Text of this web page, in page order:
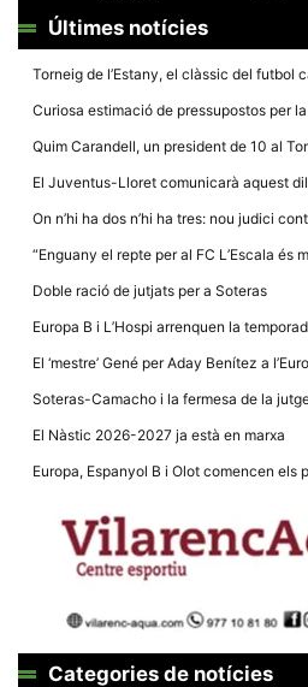
Últimes notícies
Torneig de l’Estany, el clàssic del futbol
Curiosa estimació de pressupostos per
Quim Carandell, un president de 10 al
El Juventus-Lloret comunicarà aquest
On n’hi ha dos n’hi ha tres: nou judici
“Enguany el repte per al FC L’Escala és
Doble ració de jutjats per a Soteras
Europa B i L’Hospi arrenquen la
El ‘mestre’ Gené per Aday Benítez a
Soteras-Camacho i la fermesa de la
El Nàstic 2026-2027 ja està en marxa
Europa, Espanyol B i Olot comencen els
Categories de notícies